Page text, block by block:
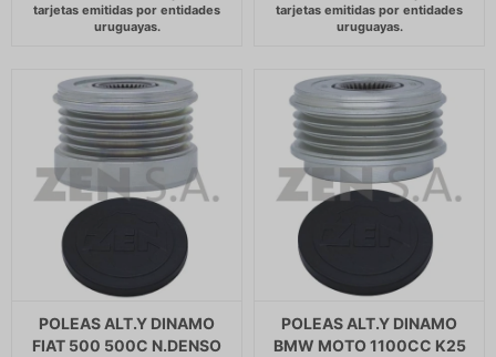
POLEAS ALT.Y DINAMO
FIAT 500 500C N.DENSO
POLEAS ALT.Y DINAMO
BMW MOTO 1100CC K25